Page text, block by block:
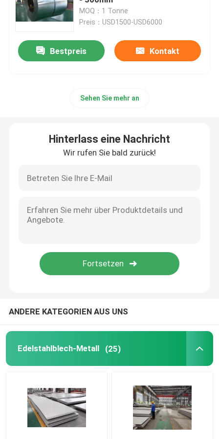
Spule des Edelstahls 304
Edelstahl Rod Bar
Kupferplattendraht
Schachtel für Kabel aus Edelstahl
MOQ：1 Tonne
Preis：USD1500-USD6000
Bestpreis Kontakt
Sehen Sie mehr an
Hinterlass eine Nachricht
Wir rufen Sie bald zurück!
ANDERE KATEGORIEN AUS UNS
Edelstahlblech-Metall (25)